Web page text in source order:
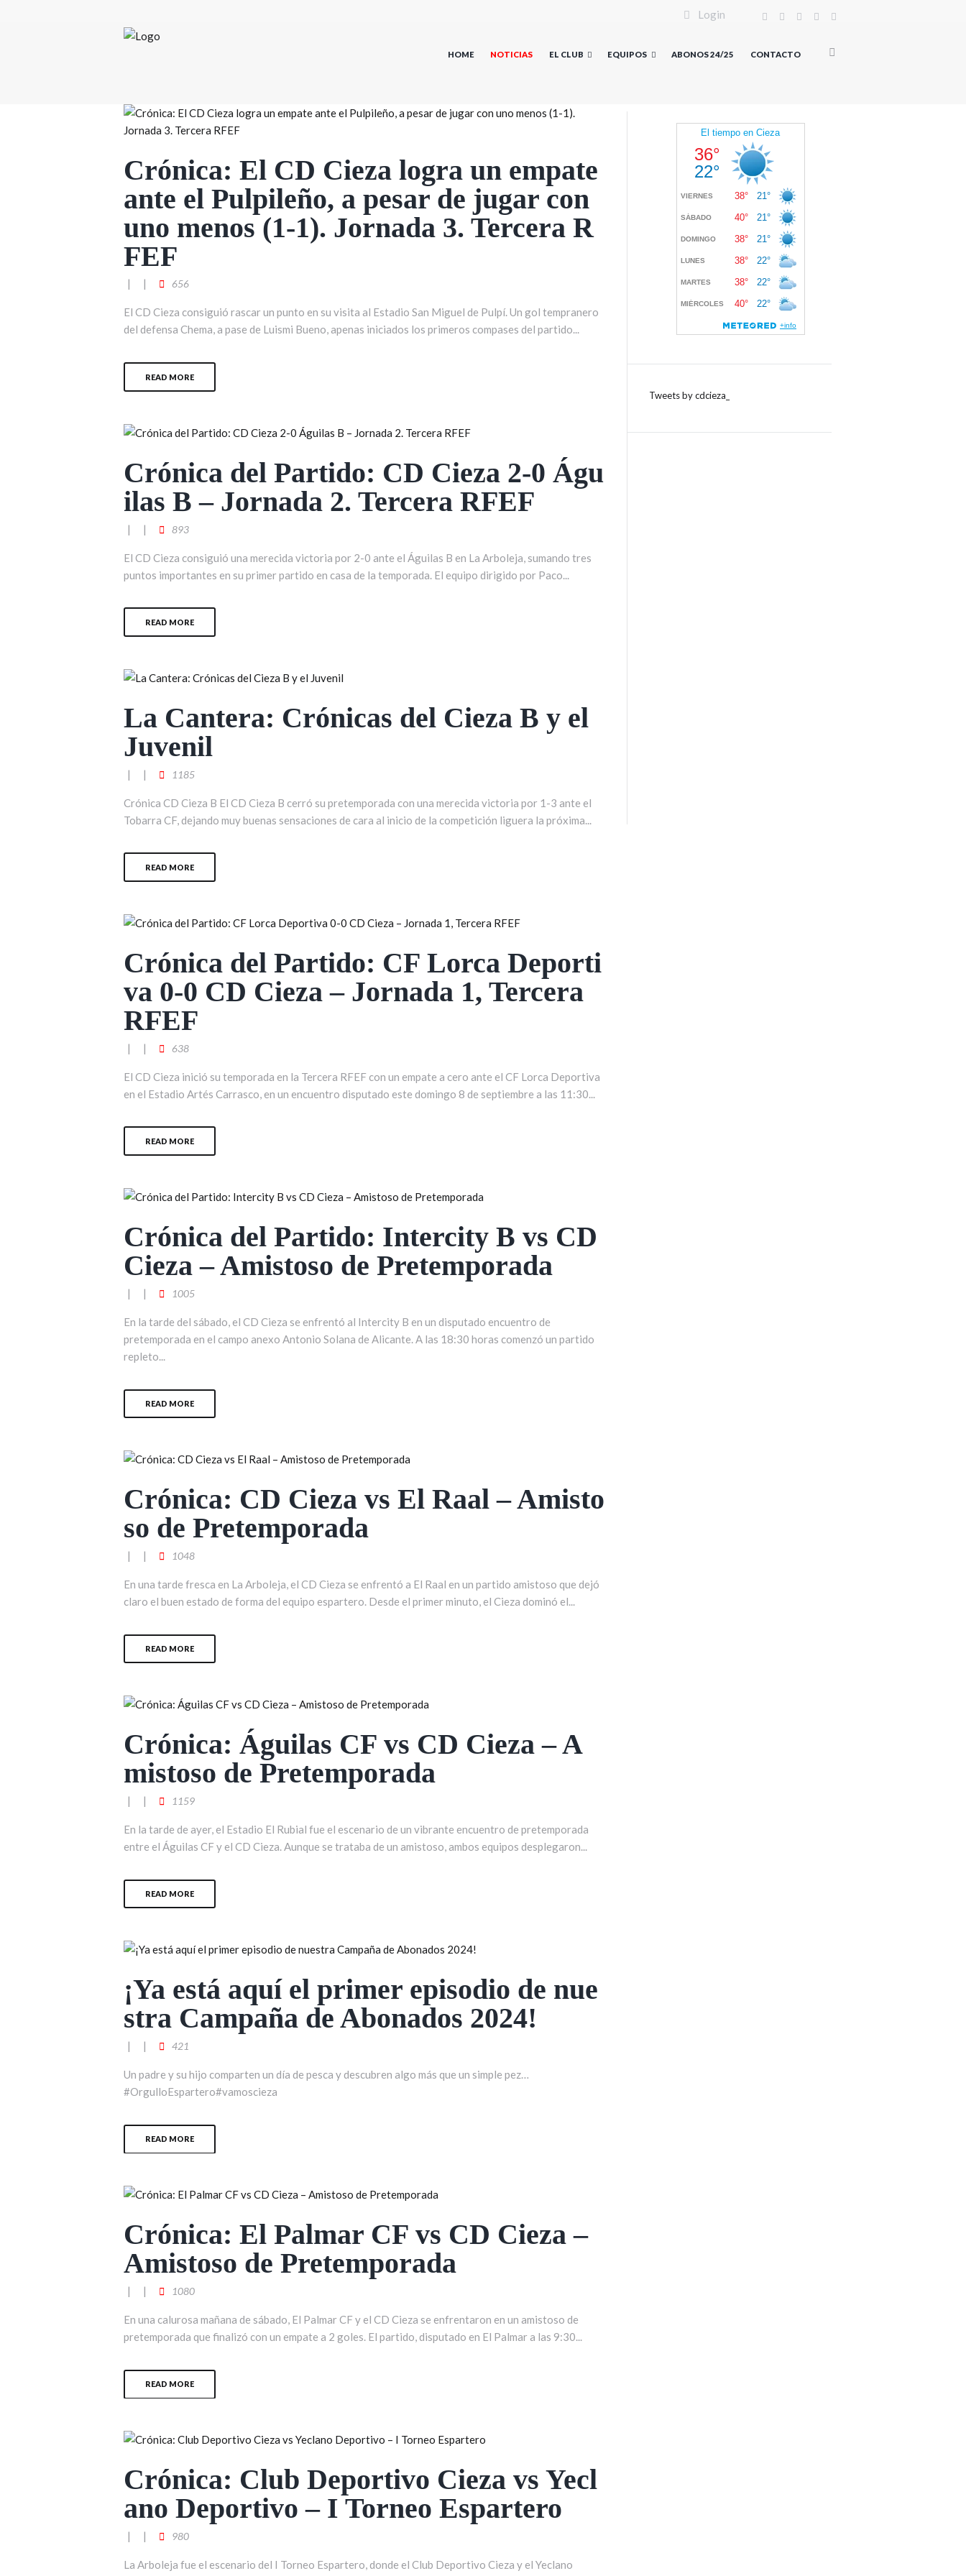
Login
HOME NOTICIAS EL CLUB EQUIPOS ABONOS 24/25 CONTACTO
Crónica: El CD Cieza logra un empate
ante el Pulpileño, a pesar de jugar con
uno menos (1-1). Jornada 3. Tercera R
FEF
656
El CD Cieza consiguió rascar un punto en su visita al Estadio San Miguel de Pulpí. Un gol tempranero
del defensa Chema, a pase de Luismi Bueno, apenas iniciados los primeros compases del partido...
READ MORE
Crónica del Partido: CD Cieza 2-0 Águ
ilas B – Jornada 2. Tercera RFEF
893
El CD Cieza consiguió una merecida victoria por 2-0 ante el Águilas B en La Arboleja, sumando tres
puntos importantes en su primer partido en casa de la temporada. El equipo dirigido por Paco...
READ MORE
La Cantera: Crónicas del Cieza B y el
Juvenil
1185
Crónica CD Cieza B El CD Cieza B cerró su pretemporada con una merecida victoria por 1-3 ante el
Tobarra CF, dejando muy buenas sensaciones de cara al inicio de la competición liguera la próxima...
READ MORE
Crónica del Partido: CF Lorca Deporti
va 0-0 CD Cieza – Jornada 1, Tercera
RFEF
638
El CD Cieza inició su temporada en la Tercera RFEF con un empate a cero ante el CF Lorca Deportiva
en el Estadio Artés Carrasco, en un encuentro disputado este domingo 8 de septiembre a las 11:30...
READ MORE
Crónica del Partido: Intercity B vs CD
Cieza – Amistoso de Pretemporada
1005
En la tarde del sábado, el CD Cieza se enfrentó al Intercity B en un disputado encuentro de
pretemporada en el campo anexo Antonio Solana de Alicante. A las 18:30 horas comenzó un partido
repleto...
READ MORE
Crónica: CD Cieza vs El Raal – Amisto
so de Pretemporada
1048
En una tarde fresca en La Arboleja, el CD Cieza se enfrentó a El Raal en un partido amistoso que dejó
claro el buen estado de forma del equipo espartero. Desde el primer minuto, el Cieza dominó el...
READ MORE
Crónica: Águilas CF vs CD Cieza – A
mistoso de Pretemporada
1159
En la tarde de ayer, el Estadio El Rubial fue el escenario de un vibrante encuentro de pretemporada
entre el Águilas CF y el CD Cieza. Aunque se trataba de un amistoso, ambos equipos desplegaron...
READ MORE
¡Ya está aquí el primer episodio de nue
stra Campaña de Abonados 2024!
421
Un padre y su hijo comparten un día de pesca y descubren algo más que un simple pez…
#OrgulloEspartero#vamoscieza
READ MORE
Crónica: El Palmar CF vs CD Cieza –
Amistoso de Pretemporada
1080
En una calurosa mañana de sábado, El Palmar CF y el CD Cieza se enfrentaron en un amistoso de
pretemporada que finalizó con un empate a 2 goles. El partido, disputado en El Palmar a las 9:30...
READ MORE
Crónica: Club Deportivo Cieza vs Yecl
ano Deportivo – I Torneo Espartero
980
La Arboleja fue el escenario del I Torneo Espartero, donde el Club Deportivo Cieza y el Yeclano
Tweets by cdcieza_